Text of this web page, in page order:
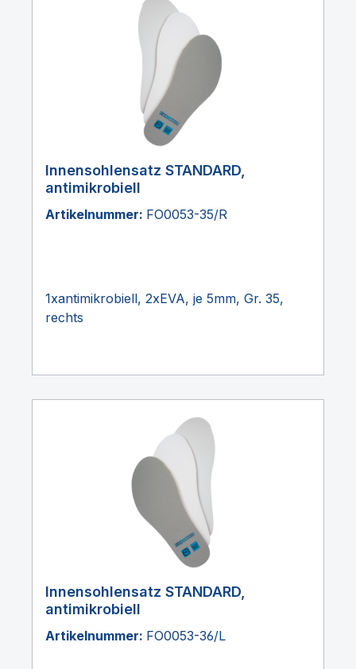
Innensohlensatz STANDARD,
antimikrobiell
Artikelnummer: FO0053-35/R
1xantimikrobiell, 2xEVA, je 5mm, Gr. 35,
rechts
Innensohlensatz STANDARD,
antimikrobiell
Artikelnummer: FO0053-36/L